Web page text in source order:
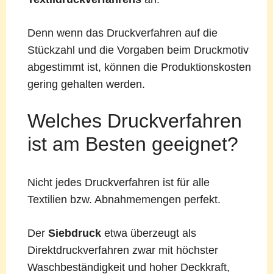
Denn wenn das Druckverfahren auf die
Stückzahl und die Vorgaben beim Druckmotiv
abgestimmt ist, können die Produktionskosten
gering gehalten werden.
Welches Druckverfahren
ist am Besten geeignet?
Nicht jedes Druckverfahren ist für alle
Textilien bzw. Abnahmemengen perfekt.
Der Siebdrucketwa überzeugt als
Direktdruckverfahren zwar mit höchster
Waschbeständigkeit und hoher Deckkraft,